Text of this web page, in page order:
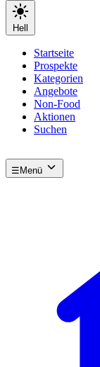
Hell
Startseite
Prospekte
Kategorien
Angebote
Non-Food
Aktionen
Suchen
☰ Menü